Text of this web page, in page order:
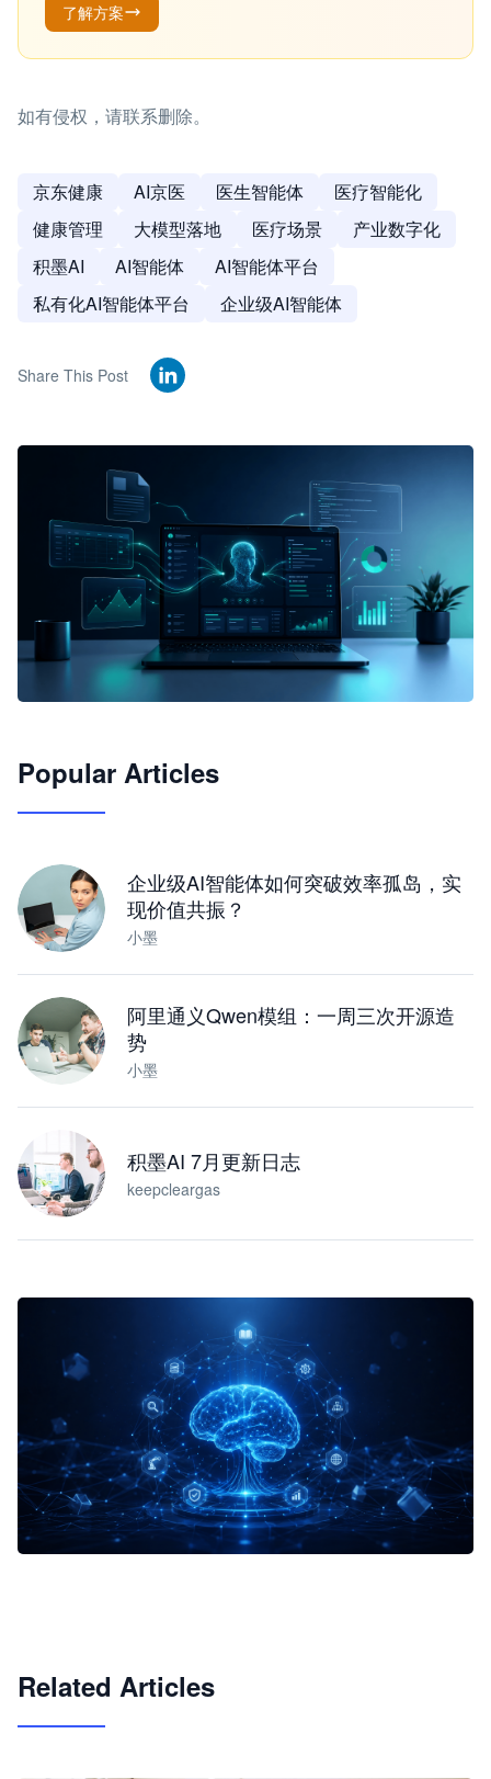
了解方案
如有侵权，请联系删除。
京东健康 AI京医 医生智能体
医疗智能化
健康管理
大模型落地 医疗场景
产业数字化
积墨AI
AI智能体
AI智能体平台
私有化AI智能体平台
企业级AI智能体
Share This Post
JimoClaw 桌面 AI Agent 工作台
Popular Articles
企业级AI智能体如何突破效率孤岛，实
现价值共振？
小墨
阿里通义Qwen模组：一周三次开源造
势
小墨
积墨AI 7月更新日志
keepcleargas
Related Articles